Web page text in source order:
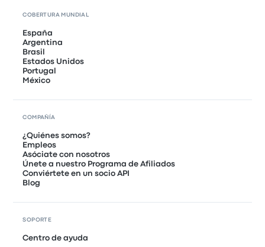
COBERTURA MUNDIAL
España
Argentina
Brasil
Estados Unidos
Portugal
México
COMPAÑÍA
¿Quiénes somos?
Empleos
Asóciate con nosotros
Únete a nuestro Programa de Afiliados
Conviértete en un socio API
Blog
SOPORTE
Centro de ayuda